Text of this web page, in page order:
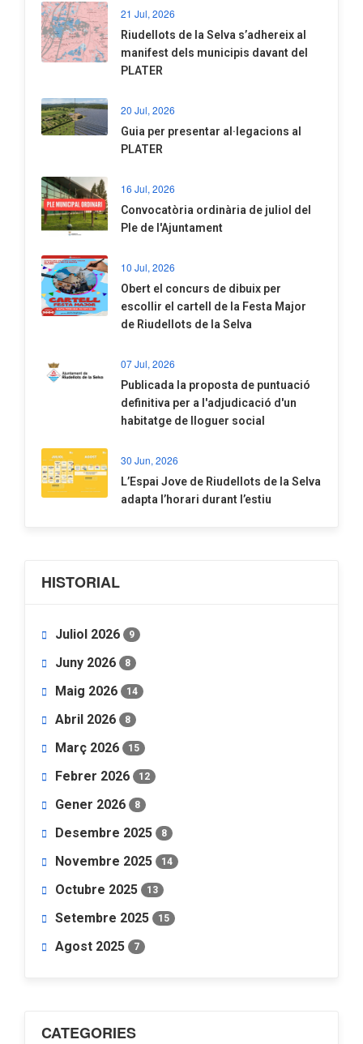
21 Jul, 2026
Riudellots de la Selva s’adhereix al
manifest dels municipis davant del
PLATER
20 Jul, 2026
​Guia per presentar al·legacions al
PLATER
16 Jul, 2026
Convocatòria ordinària de juliol del
Ple de l'Ajuntament
10 Jul, 2026
​Obert el concurs de dibuix per
escollir el cartell de la Festa Major
de Riudellots de la Selva
07 Jul, 2026
​Publicada la proposta de puntuació
definitiva per a l'adjudicació d'un
habitatge de lloguer social
30 Jun, 2026
​L’Espai Jove de Riudellots de la Selva
adapta l’horari durant l’estiu
HISTORIAL
Juliol 2026 9
Juny 2026 8
Maig 2026 14
Abril 2026 8
Març 2026 15
Febrer 2026 12
Gener 2026 8
Desembre 2025 8
Novembre 2025 14
Octubre 2025 13
Setembre 2025 15
Agost 2025 7
CATEGORIES